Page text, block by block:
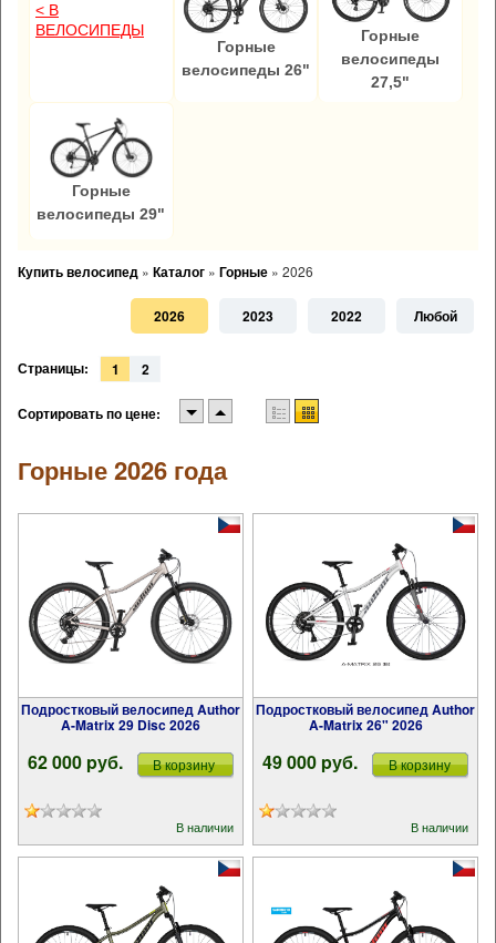
< В
ВЕЛОСИПЕДЫ
Горные
велосипеды 26"
Горные
велосипеды
27,5"
Горные
велосипеды 29"
Купить велосипед » Каталог » Горные » 2026
2026 2023 2022 Любой
Страницы: 1 2
Сортировать по цене:
Горные 2026 года
Подростковый велосипед Author
A-Matrix 29 Disc 2026
62 000 pуб. В корзину
В наличии
Подростковый велосипед Author
A-Matrix 26" 2026
49 000 pуб. В корзину
В наличии